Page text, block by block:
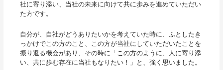
社に寄り添い、当社の未来に向けて共に歩みを進めていただい
た方です。
自分が、自社がどうありたいかを考えていた時に、ふとしたき
っかけでこの方のこと、この方が当社にしていただいたことを
振り返る機会があり、その時に「この方のように、人に寄り添
い、共に歩む存在に当社もなりたい！」と、強く思いました。